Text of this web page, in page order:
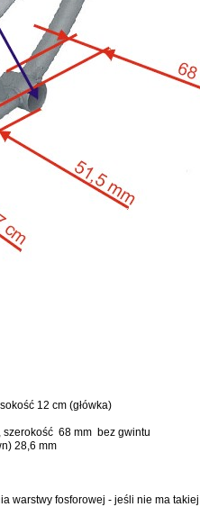
12 cm (główka)
szerokość 68 mm bez gwintu
28,6 mm
warstwy fosforowej - jeśli nie ma